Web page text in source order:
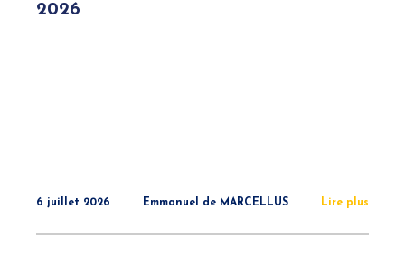
2026
6 juillet 2026 Emmanuel de MARCELLUS Lire plus